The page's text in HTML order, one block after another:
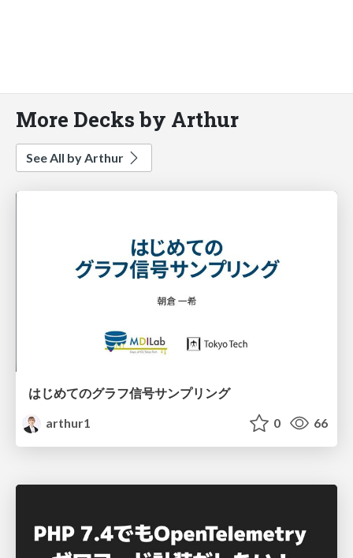
More Decks by Arthur
See All by Arthur
はじめてのグラフ信号サンプリング
arthur1
0 66